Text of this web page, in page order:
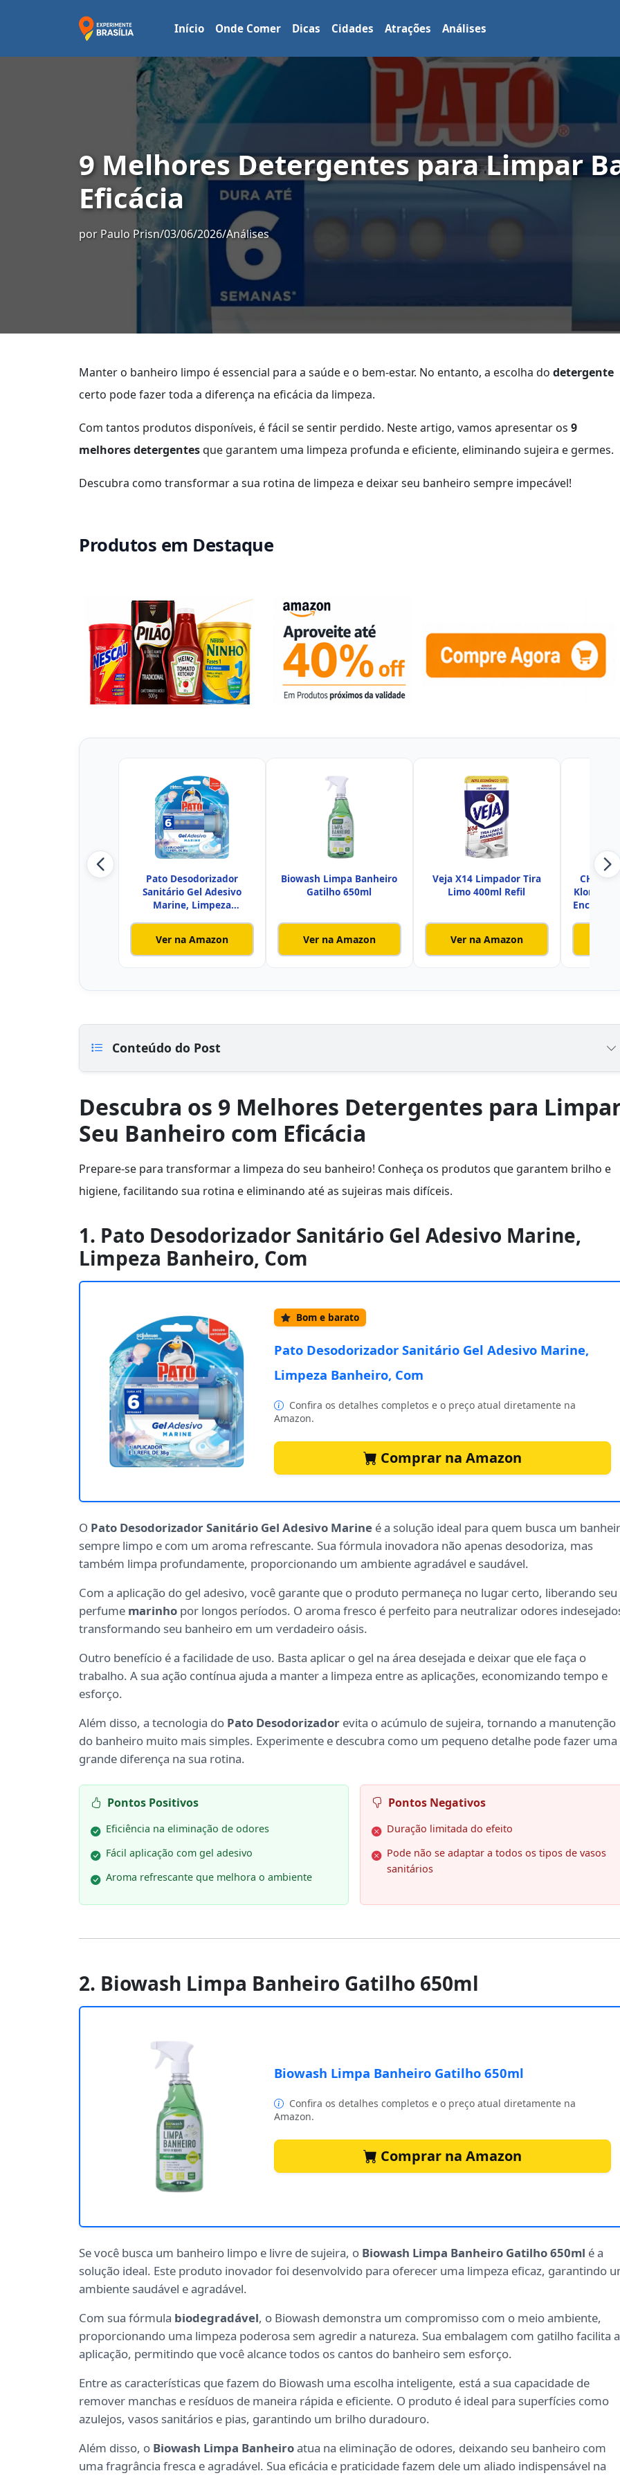
Início Onde Comer Dicas Cidades Atrações Análises
9 Melhores Detergentes para Limpar
Eficácia
por Paulo Prisn/03/06/2026/Análises
Manter o banheiro limpo é essencial para a saúde e o bem-estar. No entanto, a escolha do detergente
certo pode fazer toda a diferença na eficácia da limpeza.
Com tantos produtos disponíveis, é fácil se sentir perdido. Neste artigo, vamos apresentar os 9
melhores detergentesque garantem uma limpeza profunda e eficiente, eliminando sujeira e germes.
Descubra como transformar a sua rotina de limpeza e deixar seu banheiro sempre impecável!
Produtos em Destaque
Pato Desodorizador
Sanitário Gel Adesivo
Marine, Limpeza
Ver na Amazon
Biowash Limpa Banheiro
Gatilho 650ml
Ver na Amazon
Veja X14 Limpador Tira
Limo 400ml Refil
Ver na Amazon
Klorgel
Conteúdo do Post
Descubra os 9 Melhores Detergentes para
Seu Banheiro com Eficácia
Prepare-se para transformar a limpeza do seu banheiro! Conheça os produtos que garantem brilho e
higiene, facilitando sua rotina e eliminando até as sujeiras mais difíceis.
1. Pato Desodorizador Sanitário Gel Adesivo Marine,
Limpeza Banheiro, Com
Bom e barato
Pato Desodorizador Sanitário Gel Adesivo Marine,
Limpeza Banheiro, Com
Confira os detalhes completos e o preço atual diretamente na
Amazon.
Comprar na Amazon
O Pato Desodorizador Sanitário Gel Adesivo Marine é a solução ideal para quem busca um
sempre limpo e com um aroma refrescante. Sua fórmula inovadora não apenas desodoriza, mas
também limpa profundamente, proporcionando um ambiente agradável e saudável.
Com a aplicação do gel adesivo, você garante que o produto permaneça no lugar certo, liberando seu
perfume marinho por longos períodos. O aroma fresco é perfeito para neutralizar odores
transformando seu banheiro em um verdadeiro oásis.
Outro benefício é a facilidade de uso. Basta aplicar o gel na área desejada e deixar que ele faça o
trabalho. A sua ação contínua ajuda a manter a limpeza entre as aplicações, economizando tempo e
esforço.
Além disso, a tecnologia do Pato Desodorizador evita o acúmulo de sujeira, tornando a manutenção
do banheiro muito mais simples. Experimente e descubra como um pequeno detalhe pode fazer uma
grande diferença na sua rotina.
Pontos Positivos
Eficiência na eliminação de odores
Fácil aplicação com gel adesivo
Aroma refrescante que melhora o ambiente
Pontos Negativos
Duração limitada do efeito
Pode não se adaptar a todos os tipos de vasos
sanitários
2. Biowash Limpa Banheiro Gatilho 650ml
Biowash Limpa Banheiro Gatilho 650ml
Confira os detalhes completos e o preço atual diretamente na
Amazon.
Comprar na Amazon
Se você busca um banheiro limpo e livre de sujeira, o Biowash Limpa Banheiro Gatilho 650ml é a
solução ideal. Este produto inovador foi desenvolvido para oferecer uma limpeza eficaz, garantindo
ambiente saudável e agradável.
Com sua fórmula biodegradável, o Biowash demonstra um compromisso com o meio ambiente,
proporcionando uma limpeza poderosa sem agredir a natureza. Sua embalagem com gatilho facilita a
aplicação, permitindo que você alcance todos os cantos do banheiro sem esforço.
Entre as características que fazem do Biowash uma escolha inteligente, está a sua capacidade de
remover manchas e resíduos de maneira rápida e eficiente. O produto é ideal para superfícies como
azulejos, vasos sanitários e pias, garantindo um brilho duradouro.
Além disso, o Biowash Limpa Banheiroatua na eliminação de odores, deixando seu banheiro com
uma fragrância fresca e agradável. Sua eficácia e praticidade fazem dele um aliado indispensável na